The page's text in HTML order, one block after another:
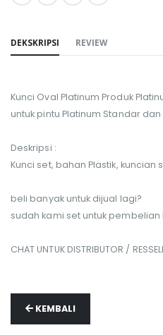
DEKSKRIPSI REVIEW
Kunci Oval Platinum Produk
untuk pintu Platinum Standar
Deskripsi :
Kunci set, bahan Plastik, kuncian
beli banyak untuk dijual lagi?
sudah kami set untuk pembelian
CHAT UNTUK DISTRIBUTOR /
KEMBALI